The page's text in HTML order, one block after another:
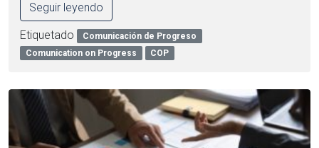
Seguir leyendo
Etiquetado
Comunicación de Progreso
Comunication on Progress
COP